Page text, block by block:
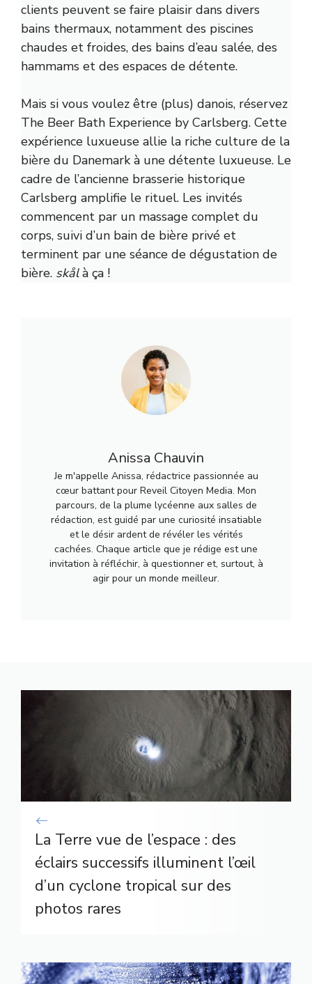
clients peuvent se faire plaisir dans divers
bains thermaux, notamment des piscines
chaudes et froides, des bains d’eau salée, des
hammams et des espaces de détente.
Mais si vous voulez être (plus) danois, réservez
The Beer Bath Experience by Carlsberg. Cette
expérience luxueuse allie la riche culture de la
bière du Danemark à une détente luxueuse. Le
cadre de l’ancienne brasserie historique
Carlsberg amplifie le rituel. Les invités
commencent par un massage complet du
corps, suivi d’un bain de bière privé et
terminent par une séance de dégustation de
bière. skålà ça !
Anissa Chauvin
Je m'appelle Anissa, rédactrice passionnée au
cœur battant pour Reveil Citoyen Media. Mon
parcours, de la plume lycéenne aux salles de
rédaction, est guidé par une curiosité insatiable
et le désir ardent de révéler les vérités
cachées. Chaque article que je rédige est une
invitation à réfléchir, à questionner et, surtout, à
agir pour un monde meilleur.
La Terre vue de l’espace : des
éclairs successifs illuminent l’œil
d’un cyclone tropical sur des
photos rares